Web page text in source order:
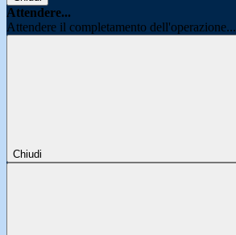
Attendere...
Attendere il completamento dell'operazione...
Chiudi